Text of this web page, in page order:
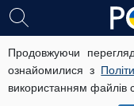
Продовжуючи
ознайомилися з
використанням файлів